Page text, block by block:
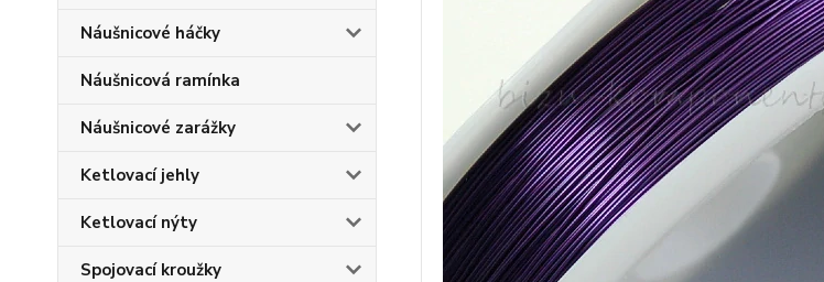
Náušnicové háčky
Náušnicová ramínka
Náušnicové zarážky
Ketlovací jehly
Ketlovací nýty
Spojovací kroužky